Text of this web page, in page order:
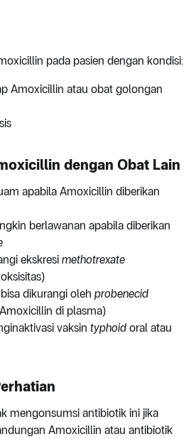
pada pasien dengan kondisi:
Amoxicillin atau obat golongan
dengan Obat Lain
apabila Amoxicillin diberikan
berlawanan apabila diberikan
ekskresi methotrexate
dikurangi oleh probenecid
di plasma)
vaksin typhoid oral atau
mengonsumsi antibiotik ini jika
Amoxicillin atau antibiotik